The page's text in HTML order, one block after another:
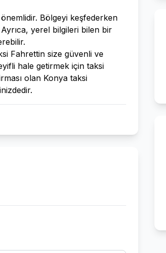
Bölgeyi keşfederken
Ayrıca, yerel bilgileri bilen bir
Fahrettin size güvenli ve
hale getirmek için taksi
olan Konya taksi